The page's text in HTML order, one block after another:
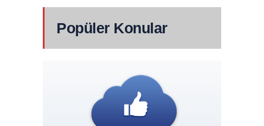
Popüler Konular